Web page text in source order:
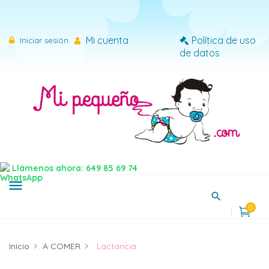
Iniciar sesión Mi cuenta
Política de uso
de datos
Llámenos ahora: 649 85 69 74
menu
0
Inicio A COMER Lactancia
Iniciar sesión
Necesitas iniciar sesión para guardar productos en tu
Iniciar sesión